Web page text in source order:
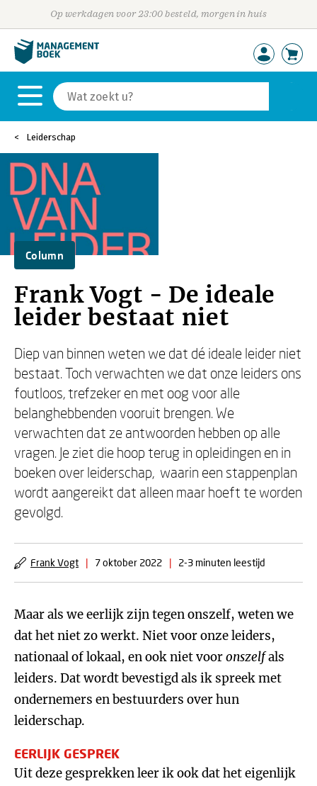
Op werkdagen voor 23:00 besteld, morgen in huis
Leiderschap
Column
Frank Vogt - De ideale
leider bestaat niet
Diep van binnen weten we dat dé ideale leider niet
bestaat. Toch verwachten we dat onze leiders ons
foutloos, trefzeker en met oog voor alle
belanghebbenden vooruit brengen. We
verwachten dat ze antwoorden hebben op alle
vragen. Je ziet die hoop terug in opleidingen en in
boeken over leiderschap, waarin een stappenplan
wordt aangereikt dat alleen maar hoeft te worden
gevolgd.
Frank Vogt | 7 oktober 2022 | 2-3 minuten leestijd
Maar als we eerlijk zijn tegen onszelf, weten we
dat het niet zo werkt. Niet voor onze leiders,
nationaal of lokaal, en ook niet vooronszelfals
leiders. Dat wordt bevestigd als ik spreek met
ondernemers en bestuurders over hun
leiderschap.
EERLIJK GESPREK
Uit deze gesprekken leer ik ook dat het eigenlijk